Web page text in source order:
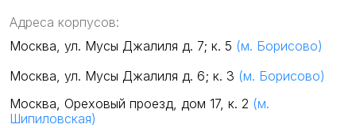
Адреса корпусов:
Москва, ул. Мусы Джалиля д. 7; к. 5 (м. Борисово)
Москва, ул. Мусы Джалиля д. 6; к. 3 (м. Борисово)
Москва, Ореховый проезд, дом 17, к. 2 (м.
Шипиловская)